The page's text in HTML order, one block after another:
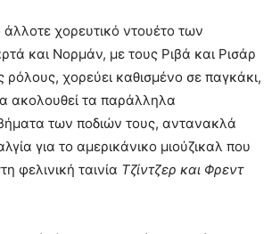
χορευτικό ντουέτο των
και Νορμάν, με τους Ριβά και Ρισάρ
ρόλους, χορεύει καθισμένο σε παγκάκι,
ακολουθεί τα παράλληλα
των ποδιών τους, αντανακλά
για το αμερικάνικο μιούζικαλ που
φελινική ταινία Τζίντζερ και Φρεντ